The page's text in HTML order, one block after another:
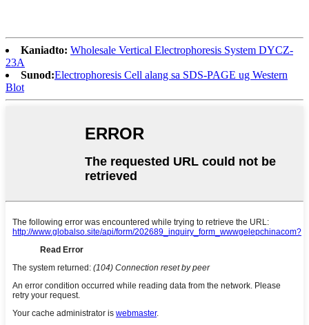
Kaniadto: Wholesale Vertical Electrophoresis System DYCZ-
23A
Sunod:Electrophoresis Cell alang sa SDS-PAGE ug Western
Blot